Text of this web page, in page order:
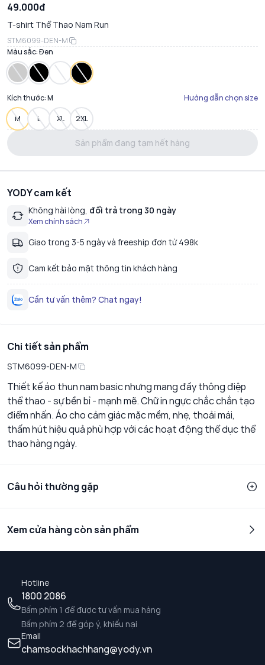
49.000đ
T-shirt Thể Thao Nam Run
STM6099-DEN-M
Màu sắc:Đen
Kích thước:M Hướng dẫn chọn size
M L XL 2XL
Sản phẩm đang tạm hết hàng
YODY cam kết
Không hài lòng, đổi trả trong 30 ngày
Xem chính sách
Giao trong 3-5 ngày và freeship đơn từ 498k
Cam kết bảo mật thông tin khách hàng
Cần tư vấn thêm? Chat ngay!
Chi tiết sản phẩm
STM6099-DEN-M
Thiết kế áo thun nam basic nhưng mang đầy thông điệp
thể thao - sự bền bỉ - mạnh mẽ. Chữ in ngực chắc chắn tạo
điểm nhấn. Áo cho cảm giác mặc mềm, nhẹ, thoải mái,
thấm hút hiệu quả phù hợp với các hoạt động thể dục thể
thao hàng ngày.
Câu hỏi thường gặp
Xem cửa hàng còn sản phẩm
Hotline
1800 2086
Bấm phím 1 để được tư vấn mua hàng
Bấm phím 2 để góp ý, khiếu nại
Email
chamsockhachhang@yody.vn